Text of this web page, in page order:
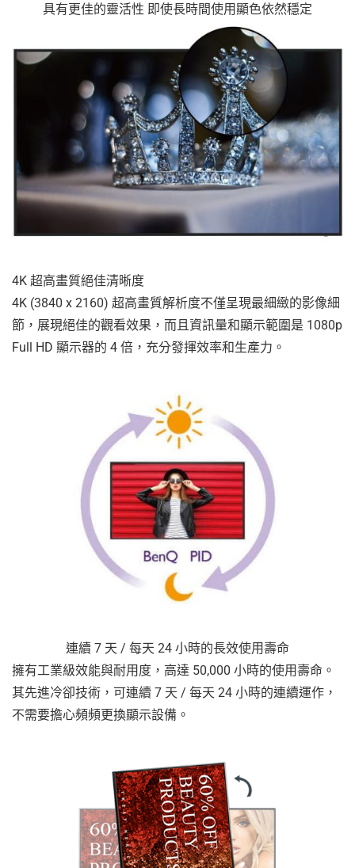
具有更佳的靈活性 即使長時間使用顯色依然穩定
4K 超高畫質絕佳清晰度
4K (3840 x 2160) 超高畫質解析度不僅呈現最細緻的影像細
節，展現絕佳的觀看效果，而且資訊量和顯示範圍是 1080p
Full HD 顯示器的 4 倍，充分發揮效率和生產力。
連續 7 天 / 每天 24 小時的長效使用壽命
擁有工業級效能與耐用度，高達 50,000 小時的使用壽命。
其先進冷卻技術，可連續 7 天 / 每天 24 小時的連續運作，
不需要擔心頻頻更換顯示設備。